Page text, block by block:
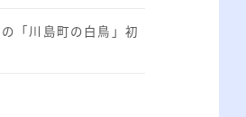
「川島町の白鳥」初